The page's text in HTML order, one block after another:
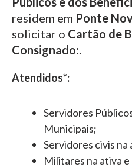
residem em Ponte
solicitar o Cartão de
Consignado:.
Atendidos*:
Servidores
Municipais;
Servidores civis na
Militares na ativa